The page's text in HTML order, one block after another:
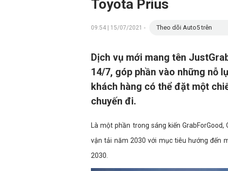
Toyota Prius
09:54 | 15/07/2021 - Theo dõi Auto5 trên
Dịch vụ mới mang tên
14/7, góp phần vào những nỗ
khách hàng có thể đặt một
chuyến đi.
Là một phần trong sáng kiến
vận tải năm 2030 với mục tiêu hướng đến
2030.